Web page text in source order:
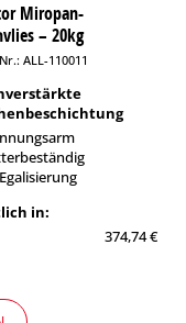
Miropan-
– 20kg
ALL-110011
in:
374,74 €